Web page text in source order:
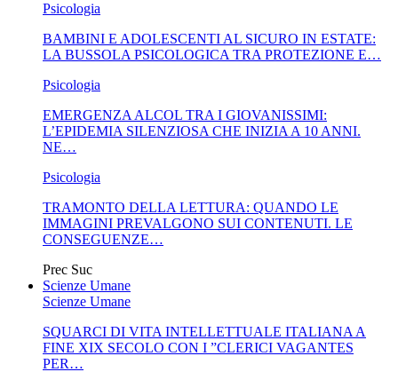
Psicologia
BAMBINI E ADOLESCENTI AL SICURO IN ESTATE:
LA BUSSOLA PSICOLOGICA TRA PROTEZIONE E…
Psicologia
EMERGENZA ALCOL TRA I GIOVANISSIMI:
L’EPIDEMIA SILENZIOSA CHE INIZIA A 10 ANNI.
NE…
Psicologia
TRAMONTO DELLA LETTURA: QUANDO LE
IMMAGINI PREVALGONO SUI CONTENUTI. LE
CONSEGUENZE…
Prec Suc
Scienze Umane
Scienze Umane
SQUARCI DI VITA INTELLETTUALE ITALIANA A
FINE XIX SECOLO CON I ”CLERICI VAGANTES
PER…